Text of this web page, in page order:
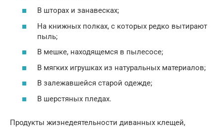
В шторах и занавесках;
На книжных полках, с которых редко вытирают
пыль;
В мешке, находящемся в пылесосе;
В мягких игрушках из натуральных материалов;
В залежавшейся старой одежде;
В шерстяных пледах.
Продукты жизнедеятельности диванных клещей,